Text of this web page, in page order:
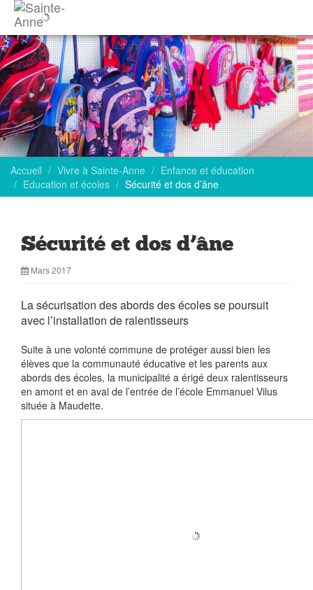
Accueil Vivre à Sainte-Anne
Enfance et éducation
Education et écoles
Sécurité et dos d’âne
Sécurité et dos d’âne
Mars 2017
La sécurisation des abords des écoles se poursuit
avec l’installation de ralentisseurs
Suite à une volonté commune de protéger aussi bien les
élèves que la communauté éducative et les parents aux
abords des écoles, la municipalité a érigé deux ralentisseurs
en amont et en aval de l’entrée de l’école Emmanuel Vilus
située à Maudette.